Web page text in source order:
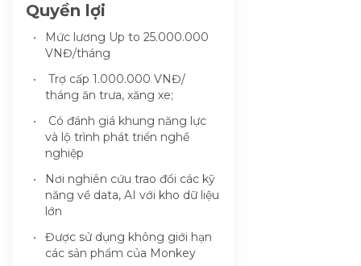
Quyền lợi
Mức lương Up to 25.000.000
VNĐ/tháng
Trợ cấp 1.000.000 VNĐ/
tháng ăn trưa, xăng xe;
Có đánh giá khung năng lực
và lộ trình phát triển nghề
nghiệp
Nơi nghiên cứu trao đổi các kỹ
năng về data, AI với kho dữ liệu
lớn
Được sử dụng không giới hạn
các sản phẩm của Monkey